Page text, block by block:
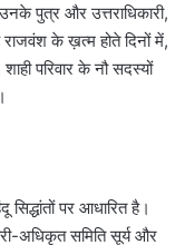
पुत्र और उत्तराधिकारी,
के ख़त्म होते दिनों में,
परिवार के नौ सदस्यों
पर आधारित है।
अधिकृत समिति सूर्य और